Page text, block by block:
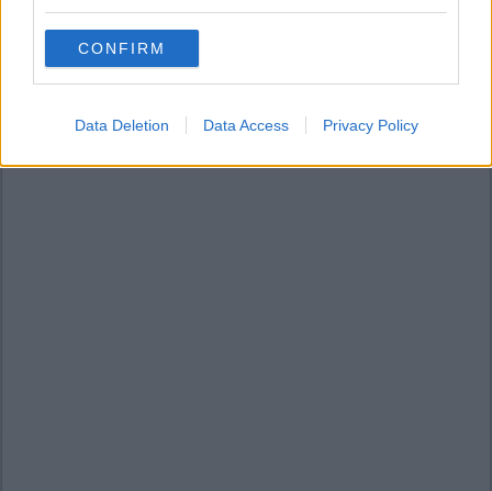
use your data for below specified purposes in below Google
consent section.
CONFIRM
Data Deletion Data Access Privacy Policy